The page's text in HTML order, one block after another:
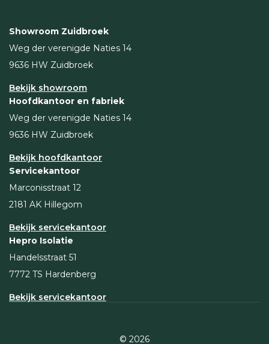
Showroom Zuidbroek
Weg der verenigde Naties 14
9636 HW Zuidbroek
Bekijk showroom
Hoofdkantoor en fabriek
Weg der verenigde Naties 14
9636 HW Zuidbroek
Bekijk hoofdkantoor
Servicekantoor
Marconisstraat 12
2181 AK Hillegom
Bekijk servicekantoor
Hepro Isolatie
Handelsstraat 51
7772 TS Hardenberg
Bekijk servicekantoor
© 2026